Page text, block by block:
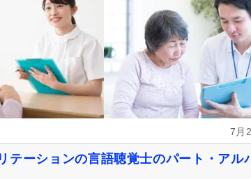
7月
テーションの言語聴覚士のパート・アル